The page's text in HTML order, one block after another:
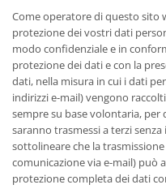
Come operatore di questo sito
protezione dei vostri dati
modo confidenziale e in
protezione dei dati e con la
dati, nella misura in cui i dati
indirizzi e-mail) vengono
sempre su base volontaria,
saranno trasmessi a terzi
sottolineare che la
comunicazione via e-mail) può
protezione completa dei dati